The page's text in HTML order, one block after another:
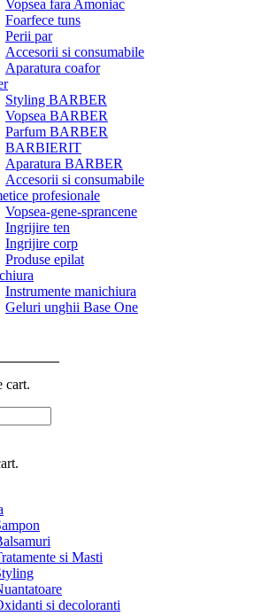
Vopsea fara Amoniac
Foarfece tuns
Perii par
Accesorii si consumabile
Aparatura coafor
Styling BARBER
Vopsea BARBER
Parfum BARBER
BARBIERIT
Aparatura BARBER
Accesorii si consumabile
profesionale
Vopsea-gene-sprancene
Ingrijire ten
Ingrijire corp
Produse epilat
Instrumente manichiura
Geluri unghii Base One
cart.
si Masti
si decoloranti